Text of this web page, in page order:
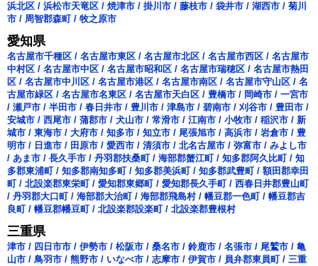
浜北区 / 浜松市天竜区 / 焼津市 / 掛川市 / 藤枝市 / 袋井市 / 湖西市 / 菊川
市 / 周智郡森町/ 牧之原市
愛知県
名古屋市千種区 / 名古屋市東区 / 名古屋市北区 / 名古屋市西区 / 名古屋市
中村区 / 名古屋市中区 / 名古屋市昭和区 / 名古屋市瑞穂区 / 名古屋市熱田
区 / 名古屋市中川区 / 名古屋市港区 / 名古屋市南区 / 名古屋市守山区 / 名
古屋市緑区 / 名古屋市名東区 / 名古屋市天白区 / 豊橋市 / 岡崎市 / 一宮市
/ 瀬戸市 / 半田市 / 春日井市 / 豊川市 / 津島市 / 碧南市 / 刈谷市 / 豊田市 /
安城市 / 西尾市 / 蒲郡市 / 犬山市 / 常滑市 / 江南市 / 小牧市 / 稲沢市 / 新
城市 / 東海市 / 大府市 / 知多市 / 知立市 / 尾張旭市 / 高浜市 / 岩倉市 / 豊
明市 / 日進市 / 田原市 / 愛西市 / 清須市 / 北名古屋市 / 弥富市 / みよし市
/ あま市 / 長久手市 / 丹羽郡扶桑町/ 海部郡蟹江町/ 知多郡阿久比町/ 知
多郡東浦町/ 知多郡南知多町/ 知多郡美浜町/ 知多郡武豊町/ 額田郡幸田
町/ 北設楽郡東栄町/ 愛知郡東郷町/ 愛知郡長久手町/ 西春日井郡豊山町
/ 丹羽郡大口町/ 海部郡大治町/ 海部郡飛島村/ 幡豆郡一色町/ 幡豆郡吉
良町/ 幡豆郡幡豆町/ 北設楽郡設楽町/ 北設楽郡豊根村
三重県
津市 / 四日市市 / 伊勢市 / 松阪市 / 桑名市 / 鈴鹿市 / 名張市 / 尾鷲市 / 亀
山市 / 鳥羽市 / 熊野市 / いなべ市 / 志摩市 / 伊賀市 / 員弁郡東員町/ 三重